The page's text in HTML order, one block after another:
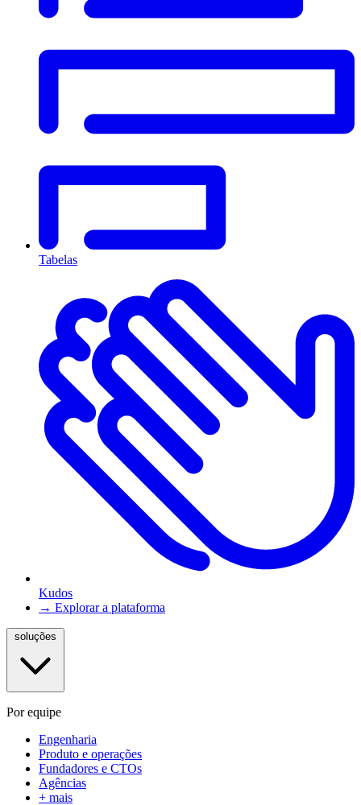
Tabelas
Kudos
→ Explorar a plataforma
Por equipe
Engenharia
Produto e operações
Fundadores e CTOs
Agências
+ mais